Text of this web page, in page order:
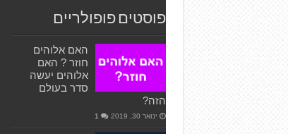
פוסטים פופולריים
האם אלוהים
חוזר ? האם
אלוהים יעשה
סדר בעולם
הזה?
ינואר 30, 2019 1